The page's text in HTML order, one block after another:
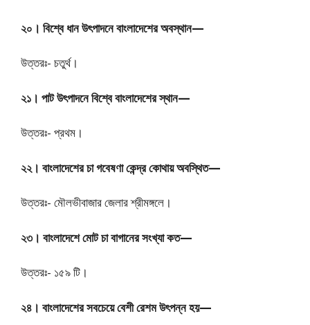
২০। বিশ্বে ধান উৎপাদনে বাংলাদেশের অবস্থান—
উত্তরঃ- চতুর্থ।
২১। পাট উৎপাদনে বিশ্বে বাংলাদেশের স্থান—
উত্তরঃ- প্রথম।
২২। বাংলাদেশের চা গবেষণা কেন্দ্র কোথায় অবস্থিত—
উত্তরঃ- মৌলভীবাজার জেলার শ্রীমঙ্গলে।
২৩। বাংলাদেশে মোট চা বাগানের সংখ্যা কত—
উত্তরঃ- ১৫৯ টি।
২৪। বাংলাদেশের সবচেয়ে বেশী রেশম উৎপন্ন হয়—